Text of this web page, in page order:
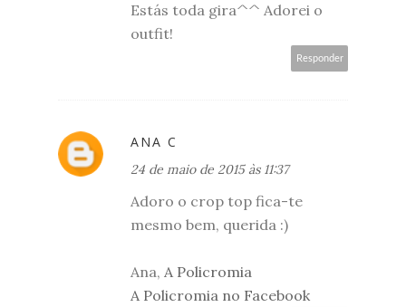
Estás toda gira^^ Adorei o
outfit!
Responder
ANA C
24 de maio de 2015 às 11:37
Adoro o crop top fica-te
mesmo bem, querida :)
Ana, A Policromia
A Policromia no Facebook